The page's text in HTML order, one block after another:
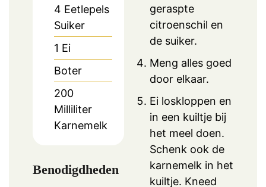
4 Eetlepels
Suiker
1 Ei
Boter
200
Milliliter
Karnemelk
Benodigdheden
geraspte
citroenschil en
de suiker.
Meng alles goed
door elkaar.
Ei loskloppen en
in een kuiltje bij
het meel doen.
Schenk ook de
karnemelk in het
kuiltje. Kneed